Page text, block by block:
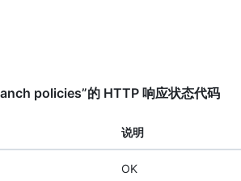
policies”的 HTTP 响应状态代码
说明
OK